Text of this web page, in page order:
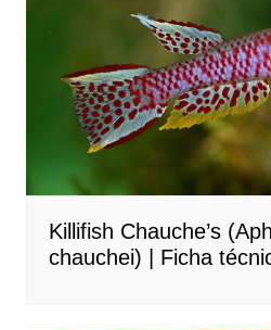
Killifish Chauche’s
chauchei) | Ficha